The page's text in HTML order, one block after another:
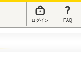
ログイン FAQ